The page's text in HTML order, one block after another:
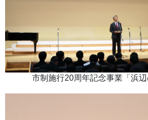
市制施行20周年記念事業「浜辺